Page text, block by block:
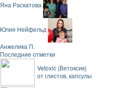
Яна Раскатова
Юлия Нейфельд
Анжелика П.
Последние отметки
Vetoxic (Ветоксик)
от глистов, капсулы